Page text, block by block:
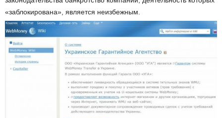
«заблокирована», является неизбежным.